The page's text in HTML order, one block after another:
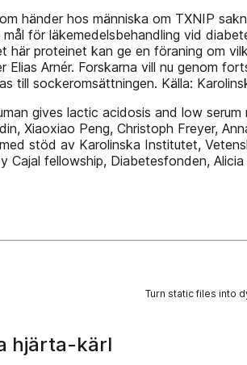
händer hos människa om TXNIP
för läkemedelsbehandling vid
här proteinet kan ge en föraning om
Elias Arnér. Forskarna vill nu genom
till sockeromsättningen. Källa:
gives lactic acidosis and low
Xiaoxiao Peng, Christoph Freyer,
stöd av Karolinska Institutet,
Cajal fellowship, Diabetesfonden,
Turn static files into
hjärta-kärl